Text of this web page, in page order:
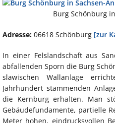
Burg Schönburg
Adresse: 06618 Schönburg [zur
In einer Felslandschaft aus
abfallenden Sporn die Burg
slawischen Wallanlage
Jahrhundert stammenden
die Kernburg erhalten. Man
Gebäudefundamente, partielle
Meter hohen, eindrucksvollen